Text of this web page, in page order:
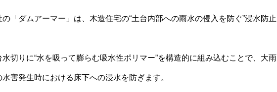
「ダムアーマー」は、木造住宅の“土台内部への雨水の侵入を防ぐ”浸水防止
切りに“水を吸って膨らむ吸水性ポリマー”を構造的に組み込むことで、大雨
害発生時における床下への浸水を防ぎます。